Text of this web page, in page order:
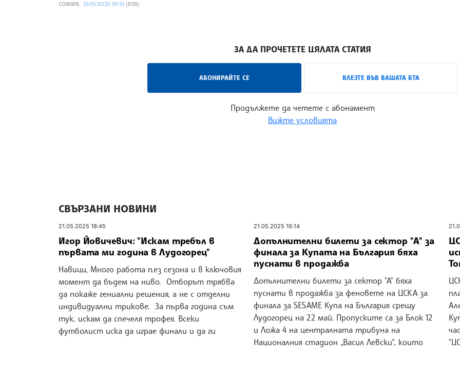
СОФИЯ, 21.05.2025 19:31 (БТА)
ЗА ДА ПРОЧЕТЕТЕ ЦЯЛАТА СТАТИЯ
АБОНИРАЙТЕ СЕ ВЛЕЗТЕ ВЪВ ВАШАТА БТА
Продължете да четете с абонамент
Вижте условията
СВЪРЗАНИ НОВИНИ
21.05.2025 18:45
Игор Йовичевич: "Искам требъл в
първата ми година в Лудогорец"
Навици, Много работа п.ез сезона и в ключовия
момент да бъдем на ниво. Отборът трябва
да покаже гениални решения, а не с отделни
индивидуални трикове. За първа година съм
тук, искам да спечеля трофея. Всеки
футболист иска да играе финали и да ги
21.05.2025 16:14
Допълнителни билети за сектор "А" за
финала за Купата на България бяха
пуснати в продажба
Допълнителни билети за сектор "А" бяха
пуснати в продажба за феновете на ЦСКА за
финала за SESAME Купа на България срещу
Лудогорец на 22 май. Пропуските са за Блок 12
и Ложа 4 на централната трибуна на
Националния стадион „Васил Левски“, които